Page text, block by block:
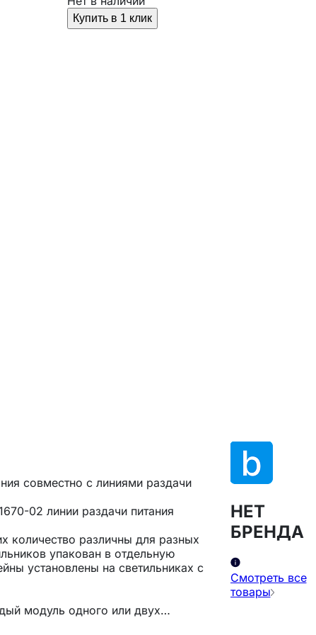
Купить в 1 клик
совместно с линиями раздачи
02 линии раздачи питания
количество различны для разных
упакован в отдельную
установлены на светильниках с
модуль одного или двух
НЕТ
БРЕНДА
Смотреть все
товары